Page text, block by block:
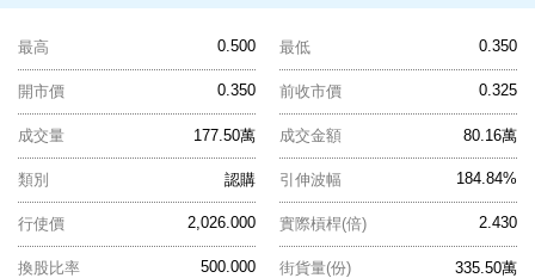
0.500
最高 0.350
最低
0.350
開市價 0.325
前收市價
177.50萬
成交量 80.16萬
成交金額
認購
類別 184.84%
引伸波幅
2,026.000
行使價 2.430
實際槓桿(倍)
500.000
換股比率 335.50萬
街貨量(份)